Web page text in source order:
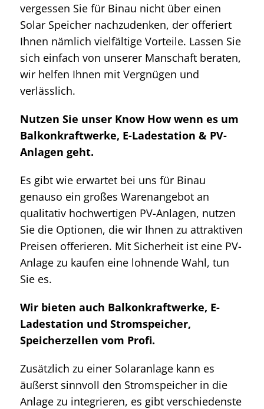
vergessen Sie für Binau nicht über einen
Solar Speicher nachzudenken, der offeriert
Ihnen nämlich vielfältige Vorteile. Lassen Sie
sich einfach von unserer Manschaft beraten,
wir helfen Ihnen mit Vergnügen und
verlässlich.
Nutzen Sie unser Know How wenn es um
Balkonkraftwerke, E-Ladestation & PV-
Anlagen geht.
Es gibt wie erwartet bei uns für Binau
genauso ein großes Warenangebot an
qualitativ hochwertigen PV-Anlagen, nutzen
Sie die Optionen, die wir Ihnen zu attraktiven
Preisen offerieren. Mit Sicherheit ist eine PV-
Anlage zu kaufen eine lohnende Wahl, tun
Sie es.
Wir bieten auch Balkonkraftwerke, E-
Ladestation und Stromspeicher,
Speicherzellen vom Profi.
Zusätzlich zu einer Solaranlage kann es
äußerst sinnvoll den Stromspeicher in die
Anlage zu integrieren, es gibt verschiedenste